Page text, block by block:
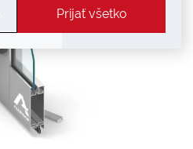
Prijať všetko